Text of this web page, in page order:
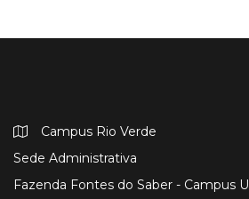
Campus Rio Verde
Sede Administrativa
Fazenda Fontes do Saber - Campus